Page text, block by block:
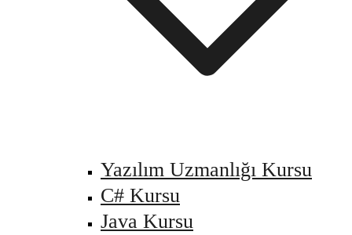
Yazılım Uzmanlığı Kursu
C# Kursu
Java Kursu